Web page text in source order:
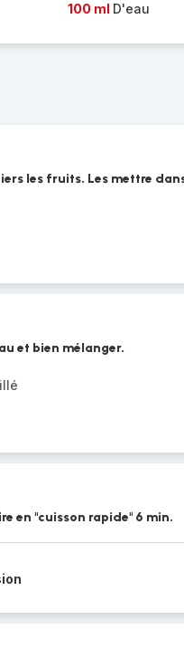
100 ml D'eau
les fruits. Les mettre
et bien mélanger.
en "cuisson rapide" 6 min.